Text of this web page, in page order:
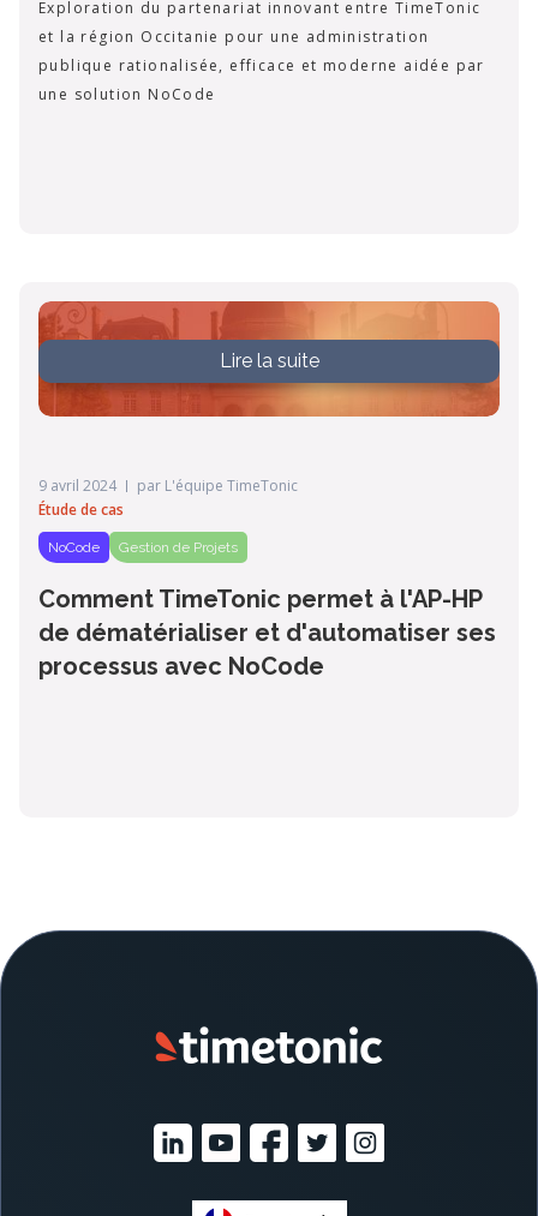
Exploration du partenariat innovant entre TimeTonic
et la région Occitanie pour une administration
publique rationalisée, efficace et moderne aidée par
une solution NoCode
9 avril 2024 par L'équipe TimeTonic
Étude de cas
NoCode Gestion de Projets
Comment TimeTonic permet à l'AP-HP
de dématérialiser et d'automatiser ses
processus avec NoCode
Lire la suite